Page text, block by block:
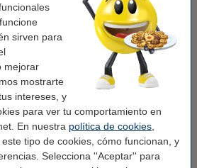
sirven para
mejorar
mostrarte
intereses, y
para ver tu comportamiento en
En nuestra política de cookies
tipo de cookies, cómo funcionan, y
Selecciona ''Aceptar'' para
el participante otorga permiso a
sus datos personales con el fin de
datos para determinar los
Política de privacidad
para
información personal obtenida en el
con confidencialidad y de acuerdo
Ley Europea de Protección de Datos